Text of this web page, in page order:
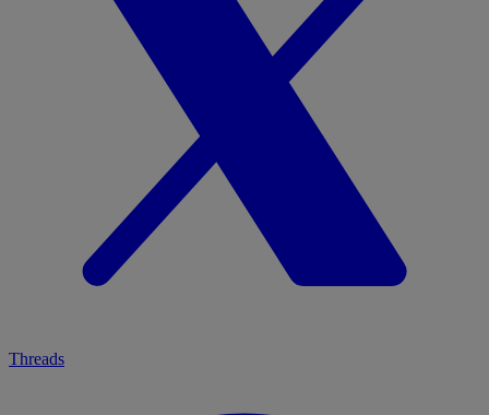
Threads